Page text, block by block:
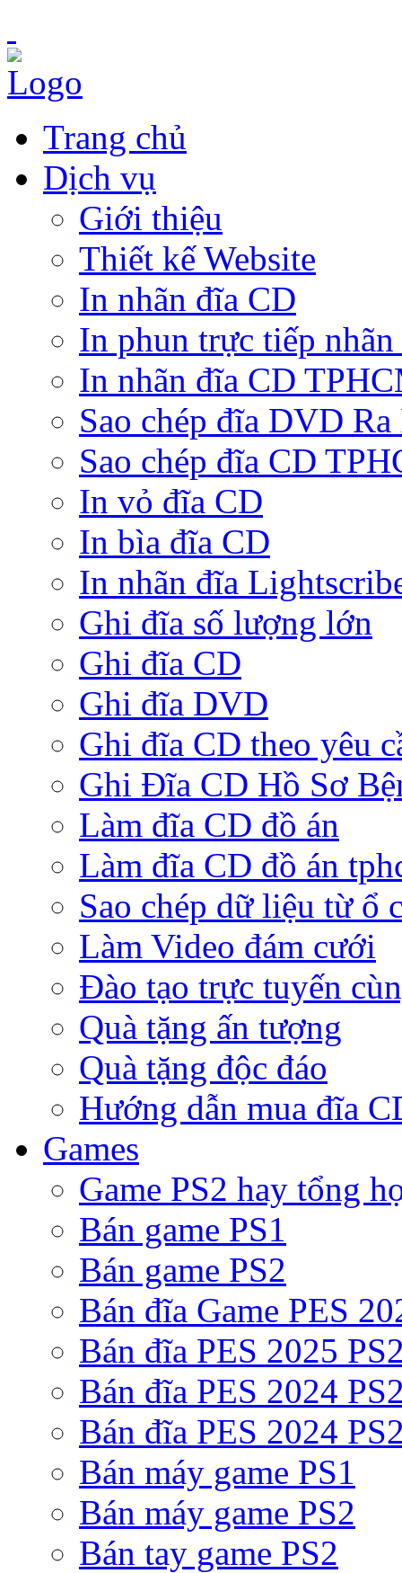
Trang chủ
Dịch vụ
Giới thiệu
Thiết kế Website
In nhãn đĩa CD
In phun trực tiếp
In nhãn đĩa CD
Sao chép đĩa DVD
Sao chép đĩa CD
In vỏ đĩa CD
In bìa đĩa CD
In nhãn đĩa
Ghi đĩa số lượng lớn
Ghi đĩa CD
Ghi đĩa DVD
Ghi đĩa CD theo yêu
Ghi Đĩa CD Hồ Sơ
Làm đĩa CD đồ án
Làm đĩa CD đồ án
Sao chép dữ liệu từ ổ
Làm Video đám cưới
Đào tạo trực tuyến
Quà tặng ấn tượng
Quà tặng độc đáo
Hướng dẫn mua đĩa
Games
Game PS2 hay tổng
Bán game PS1
Bán game PS2
Bán đĩa Game PES
Bán đĩa PES 2025
Bán đĩa PES 2024
Bán đĩa PES 2024
Bán máy game PS1
Bán máy game PS2
Bán tay game PS2